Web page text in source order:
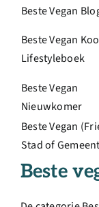
Beste Vegan
Beste Vegan
Lifestyleboek
Beste Vegan
Nieuwkomer
Beste Vegan
Stad of
Beste